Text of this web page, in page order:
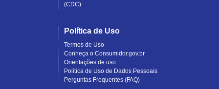
(CDC)
Política de Uso
Termos de Uso
Conheça o Consumidor.gov.br
Orientações de uso
Política de Uso de Dados Pessoais
Perguntas Frequentes (FAQ)